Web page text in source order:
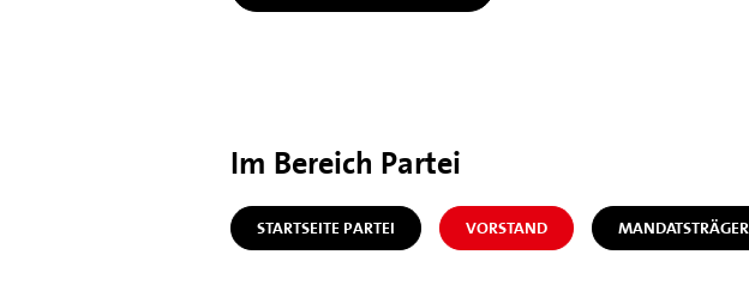
Im Bereich Partei
STARTSEITE PARTEI VORSTAND MANDATSTRÄGER